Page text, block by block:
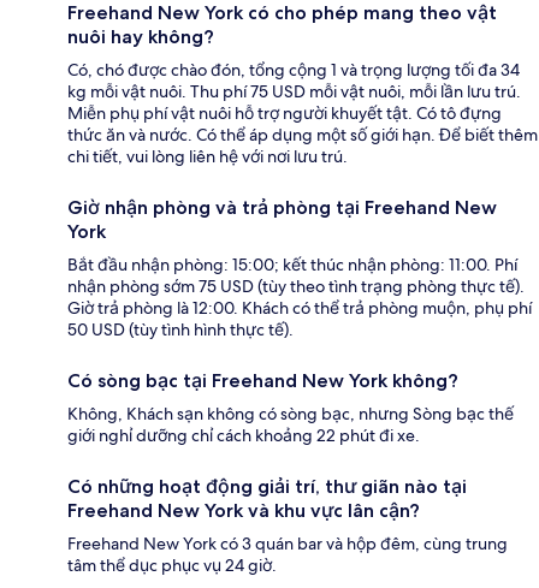
Freehand New York có cho phép mang theo vật
nuôi hay không?
Có, chó được chào đón, tổng cộng 1 và trọng lượng tối đa 34
kg mỗi vật nuôi. Thu phí 75 USD mỗi vật nuôi, mỗi lần lưu trú.
Miễn phụ phí vật nuôi hỗ trợ người khuyết tật. Có tô đựng
thức ăn và nước. Có thể áp dụng một số giới hạn. Để biết thêm
chi tiết, vui lòng liên hệ với nơi lưu trú.
Giờ nhận phòng và trả phòng tại Freehand New
York
Bắt đầu nhận phòng: 15:00; kết thúc nhận phòng: 11:00. Phí
nhận phòng sớm 75 USD (tùy theo tình trạng phòng thực tế).
Giờ trả phòng là 12:00. Khách có thể trả phòng muộn, phụ phí
50 USD (tùy tình hình thực tế).
Có sòng bạc tại Freehand New York không?
Không, Khách sạn không có sòng bạc, nhưng Sòng bạc thế
giới nghỉ dưỡng chỉ cách khoảng 22 phút đi xe.
Có những hoạt động giải trí, thư giãn nào tại
Freehand New York và khu vực lân cận?
Freehand New York có 3 quán bar và hộp đêm, cùng trung
tâm thể dục phục vụ 24 giờ.